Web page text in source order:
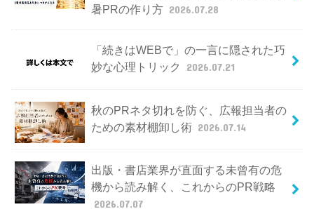
暑PRの作り方 2026.07.28
「続きはWEBで」の一言に隠された巧
妙な心理トリック
2026.07.21
秋のPRネタ切れを防ぐ、広報担当者の
ための素材棚卸し術 2026.07.14
出版・書店業界が直面する未曾有の危
機から読み解く、これからのPR戦略
2026.07.07